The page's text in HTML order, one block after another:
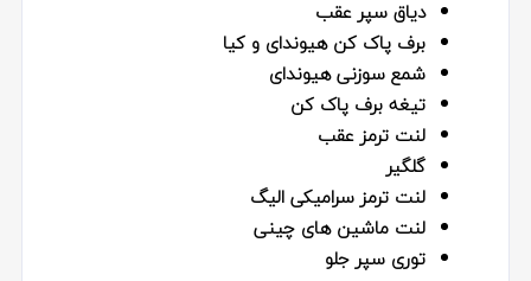
دیاق سپر عقب
برف پاک کن هیوندای و کیا
شمع سوزنی هیوندای
تیغه برف پاک کن
لنت ترمز عقب
گلگیر
لنت ترمز سرامیکی الیگ
لنت ماشین های چینی
توری سپر جلو